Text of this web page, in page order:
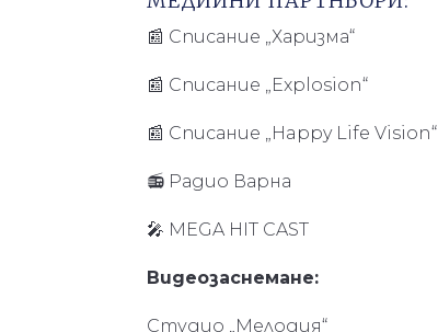
📰 Списание „Харизма“
📰 Списание „Explosion“
📰 Списание „Happy Life Vision“
📻 Радио Варна
🎤 MEGA HIT CAST
Видеозаснемане:
Студио „Мелодия“